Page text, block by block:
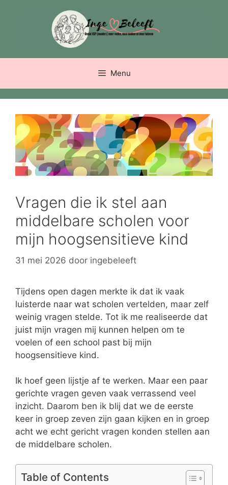
Menu
Vragen die ik stel aan
middelbare scholen voor
mijn hoogsensitieve kind
31 mei 2026 door ingebeleeft
Tijdens open dagen merkte ik dat ik vaak
luisterde naar wat scholen vertelden, maar zelf
weinig vragen stelde. Tot ik me realiseerde dat
juist mijn vragen mij kunnen helpen om te
voelen of een school past bij mijn
hoogsensitieve kind.
Ik hoef geen lijstje af te werken. Maar een paar
gerichte vragen geven vaak verrassend veel
inzicht. Daarom ben ik blij dat we de eerste
keer in groep zeven zijn gaan kijken en in groep
acht we echt gericht vragen konden stellen aan
de middelbare scholen.
Table of Contents